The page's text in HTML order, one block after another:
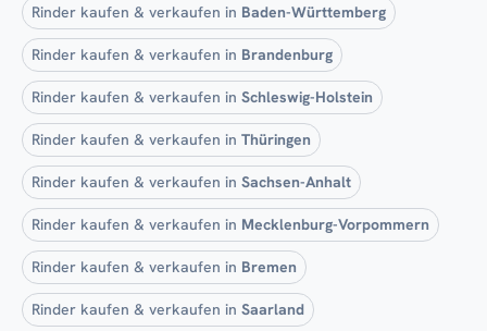
Rinder kaufen & verkaufen in Baden-Württemberg
Rinder kaufen & verkaufen in Brandenburg
Rinder kaufen & verkaufen in Schleswig-Holstein
Rinder kaufen & verkaufen in Thüringen
Rinder kaufen & verkaufen in Sachsen-Anhalt
Rinder kaufen & verkaufen in Mecklenburg-Vorpommern
Rinder kaufen & verkaufen in Bremen
Rinder kaufen & verkaufen in Saarland